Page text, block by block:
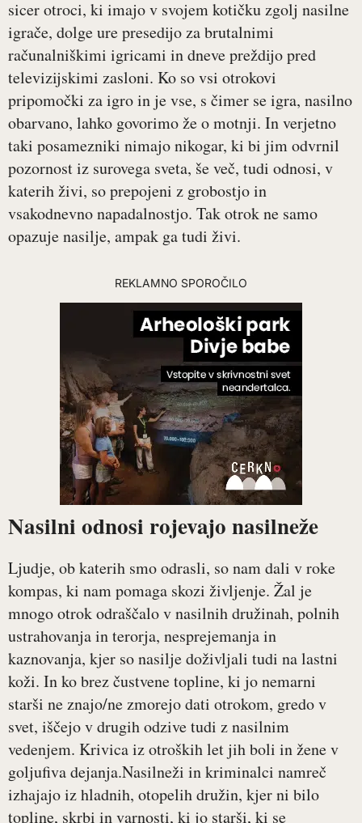
sicer otroci, ki imajo v svojem kotičku zgolj nasilne
igrače, dolge ure presedijo za brutalnimi
računalniškimi igricami in dneve preždijo pred
televizijskimi zasloni. Ko so vsi otrokovi
pripomočki za igro in je vse, s čimer se igra, nasilno
obarvano, lahko govorimo že o motnji. In verjetno
taki posamezniki nimajo nikogar, ki bi jim odvrnil
pozornost iz surovega sveta, še več, tudi odnosi, v
katerih živi, so prepojeni z grobostjo in
vsakodnevno napadalnostjo. Tak otrok ne samo
opazuje nasilje, ampak ga tudi živi.
REKLAMNO SPOROČILO
Nasilni odnosi rojevajo nasilneže
Ljudje, ob katerih smo odrasli, so nam dali v roke
kompas, ki nam pomaga skozi življenje. Žal je
mnogo otrok odraščalo v nasilnih družinah, polnih
ustrahovanja in terorja, nesprejemanja in
kaznovanja, kjer so nasilje doživljali tudi na lastni
koži. In ko brez čustvene topline, ki jo nemarni
starši ne znajo/ne zmorejo dati otrokom, gredo v
svet, iščejo v drugih odzive tudi z nasilnim
vedenjem. Krivica iz otroških let jih boli in žene v
goljufiva dejanja.Nasilneži in kriminalci namreč
izhajajo iz hladnih, otopelih družin, kjer ni bilo
topline, skrbi in varnosti, ki jo starši, ki se